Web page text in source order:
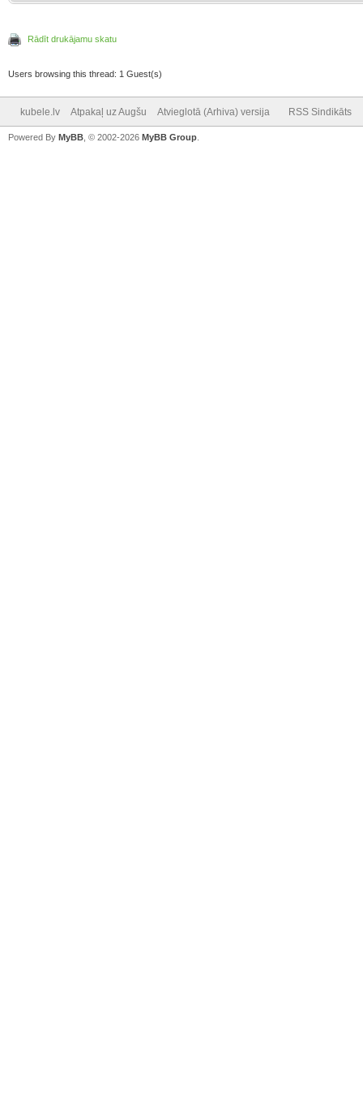
Rādīt drukājamu skatu
Users browsing this thread: 1 Guest(s)
kubele.lv Atpakaļ uz Augšu Atvieglotā (Arhiva) versija RSS Sindikāts
Powered By MyBB , © 2002-2026 MyBB Group